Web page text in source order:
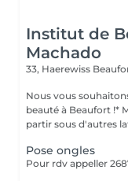
Institut de
Machado
33, Haerewiss
Nous vous
beauté à Beaufort !* Marquer une pause beauté et bien-être,
partir sous d'autres
Pose ongles
Pour rdv appeller